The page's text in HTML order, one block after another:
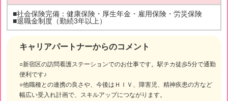
キャリアパートナーからのコメント
○新宿区の訪問看護ステーションでのお仕事です。駅チカ徒歩5分で通勤
便利です♪
○他職種との連携の良さや、今後はＨＩＶ、障害児、精神疾患の方など
幅広い受入れ計画で、スキルアップにつながります。
■社会保険完備：健康保険・厚生年金・雇用保険・労災保険
■退職金制度（勤続3年以上）